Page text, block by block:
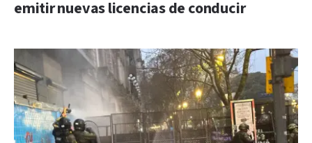
emitir nuevas licencias de conducir